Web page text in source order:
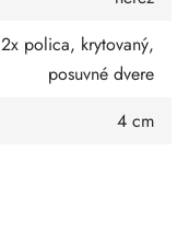
2x polica, krytovaný,
posuvné dvere
4 cm